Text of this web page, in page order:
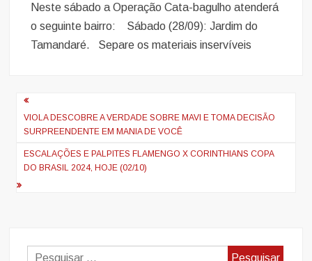
Neste sábado a Operação Cata-bagulho atenderá
o seguinte bairro: Sábado (28/09): Jardim do
Tamandaré. Separe os materiais inservíveis
Navegação
de
artigos
VIOLA DESCOBRE A VERDADE SOBRE MAVI E TOMA DECISÃO
SURPREENDENTE EM MANIA DE VOCÊ
ESCALAÇÕES E PALPITES FLAMENGO X CORINTHIANS COPA
DO BRASIL 2024, HOJE (02/10)
Pesquisar